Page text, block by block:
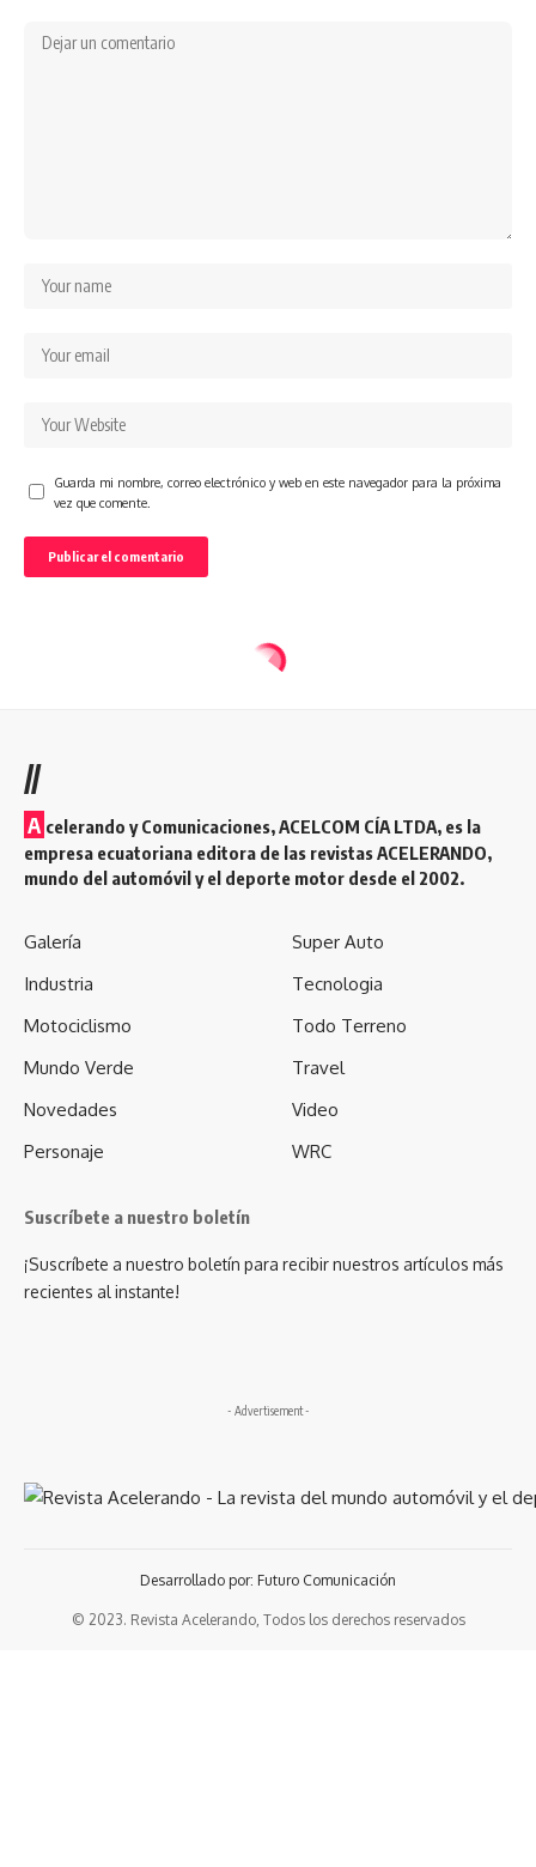
Guarda mi nombre, correo electrónico y web en este navegador para la próxima
vez que comente.
//
A celerando y Comunicaciones, ACELCOM CÍA LTDA, es la
empresa ecuatoriana editora de las revistas ACELERANDO,
mundo del automóvil y el deporte motor desde el 2002.
Galería
Industria
Motociclismo
Mundo Verde
Novedades
Personaje
Super Auto
Tecnologia
Todo Terreno
Travel
Video
WRC
Suscríbete a nuestro boletín
¡Suscríbete a nuestro boletín para recibir nuestros artículos más
recientes al instante!
- Advertisement -
© 2023. Revista Acelerando, Todos los derechos reservados
Desarrollado por: Futuro Comunicación